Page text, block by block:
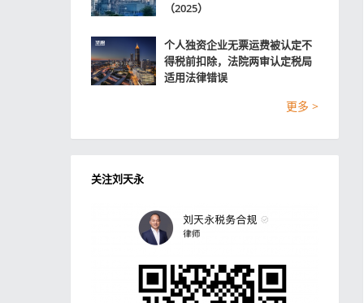
（2025）
个人独资企业无票运费被认定不
得税前扣除，法院两审认定税局
适用法律错误
更多 >
关注刘天永